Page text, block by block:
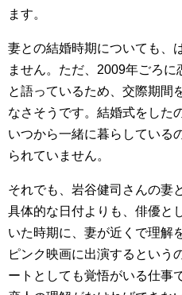
ます。
妻との結婚時期についても、
ません。ただ、2009年ごろ
と語っているため、交際期間
なさそうです。結婚式をした
いつから一緒に暮らしている
られていません。
それでも、岩谷健司さんの妻
具体的な日付よりも、俳優と
いた時期に、妻が近くで理解
ピンク映画に出演するという
ートとしても覚悟がいる仕事